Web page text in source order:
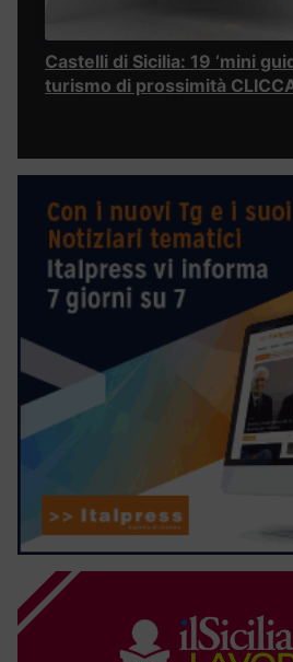
Castelli di Sicilia: 19 ‘mini
turismo di prossimità